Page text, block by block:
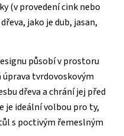
(v provedení cink nebo
jako je dub, jasan,
působí v prostoru
úprava tvrdovoskovým
dřeva a chrání jej před
je ideální volbou pro ty,
s poctivým řemeslným